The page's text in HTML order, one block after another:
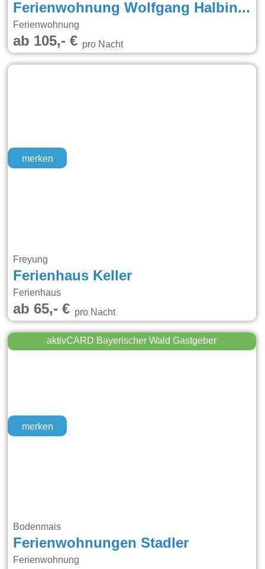
Ferienwohnung Wolfgang Halbinger
Ferienwohnung
ab 105,- €pro Nacht
merken
Freyung
Ferienhaus Keller
Ferienhaus
ab 65,- €pro Nacht
merken
aktivCARD Bayerischer Wald Gastgeber
Bodenmais
Ferienwohnungen Stadler
Ferienwohnung